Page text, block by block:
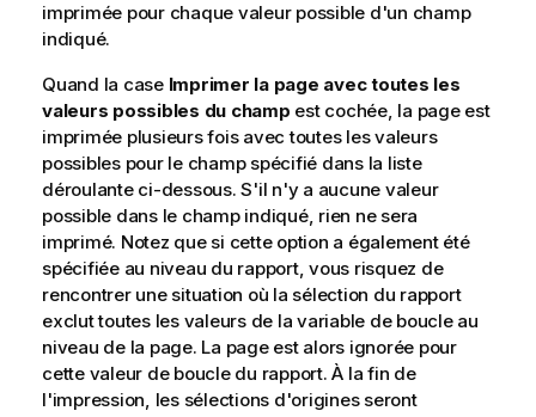
imprimée pour chaque valeur possible d'un champ
indiqué.
Quand la case Imprimer la page avec toutes les
valeurs possibles du champ est cochée, la page est
imprimée plusieurs fois avec toutes les valeurs
possibles pour le champ spécifié dans la liste
déroulante ci-dessous. S'il n'y a aucune valeur
possible dans le champ indiqué, rien ne sera
imprimé. Notez que si cette option a également été
spécifiée au niveau du rapport, vous risquez de
rencontrer une situation où la sélection du rapport
exclut toutes les valeurs de la variable de boucle au
niveau de la page. La page est alors ignorée pour
cette valeur de boucle du rapport. À la fin de
l'impression, les sélections d'origines seront